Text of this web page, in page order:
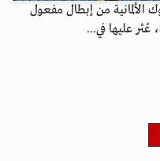
الألمانية من إبطال مفعول
عُثر عليها في...